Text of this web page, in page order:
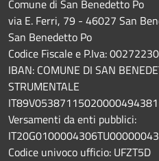
Comune di San Benedetto Po
via E. Ferri, 79 - 46027 San
San Benedetto Po
Codice Fiscale e P.Iva:
IBAN: COMUNE DI SAN
STRUMENTALE
Versamenti da enti pubblici:
Codice univoco ufficio: UFZT5D